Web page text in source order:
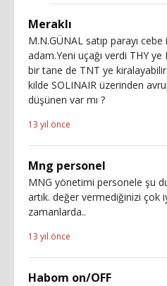
Meraklı
M.N.GÜNAL satıp parayı
adam.Yeni uçağı verdi THY ye
bir tane de TNT ye
kilde SOLINAIR üzerinden
düşünen var mı ?
13 yıl önce
Mng personel
MNG yönetimi personele şu
artık. değer vermediğinizi çok
zamanlarda..
13 yıl önce
Habom on/OFF